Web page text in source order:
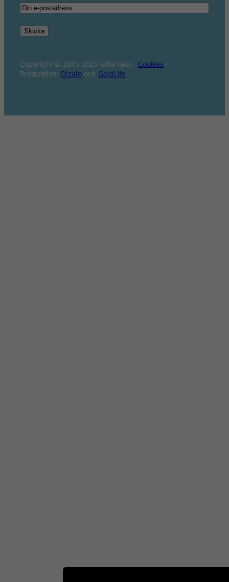
E-
Skicka
Copyright © 2015-2025 Gilla Häst · Cookies ·
Produktion: Dizain och GoldLife